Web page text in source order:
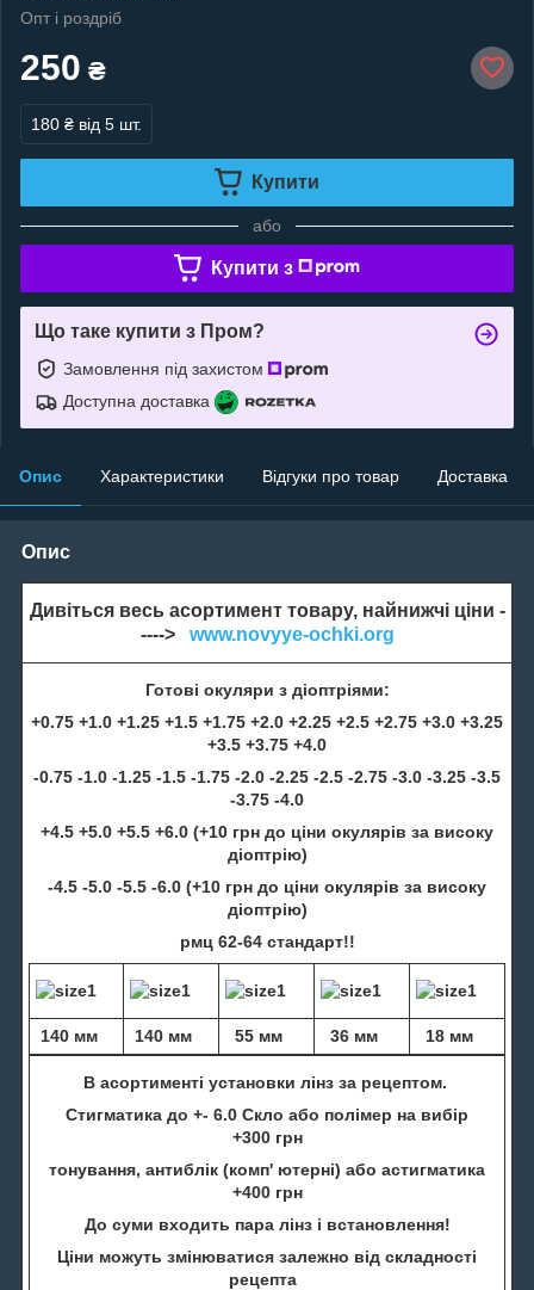
Опт і роздріб
250 ₴
180 ₴ від 5 шт.
Купити
або
Купити з
Що таке купити з Пром?
Замовлення під захистом
Доступна доставка
Опис Характеристики Відгуки про товар Доставка
Опис
Дивіться весь асортимент товару, найнижчі ціни -
----> www.novyye-ochki.org
Готові окуляри з діоптріями:
+0.75 +1.0 +1.25 +1.5 +1.75 +2.0 +2.25 +2.5 +2.75 +3.0 +3.25
+3.5 +3.75 +4.0
-0.75 -1.0 -1.25 -1.5 -1.75 -2.0 -2.25 -2.5 -2.75 -3.0 -3.25 -3.5
-3.75 -4.0
+4.5 +5.0 +5.5 +6.0 (+10 грн до ціни окулярів за високу
діоптрію)
-4.5 -5.0 -5.5 -6.0 (+10 грн до ціни окулярів за високу
діоптрію)
рмц 62-64 стандарт!!
140 мм 140 мм 55 мм 36 мм 18 мм
В асортименті установки лінз за рецептом.
Стигматика до +- 6.0 Скло або полімер на вибір
+300 грн
тонування, антиблік (комп' ютерні) або астигматика
+400 грн
До суми входить пара лінз і встановлення!
Ціни можуть змінюватися залежно від складності
рецепта